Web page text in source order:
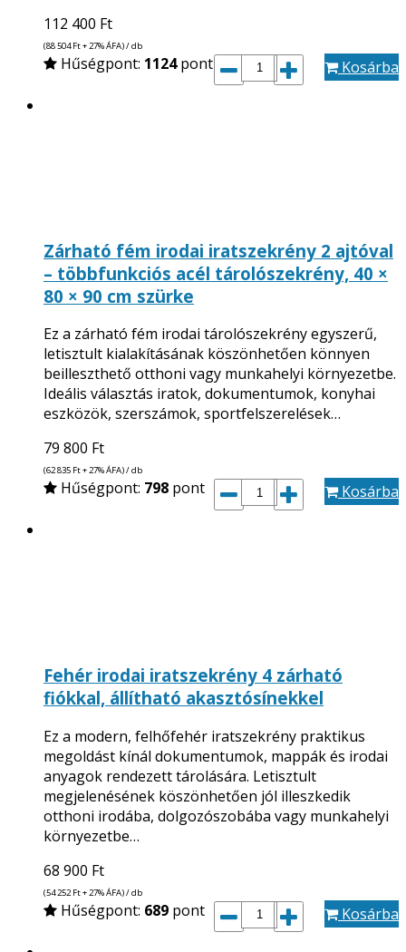
112 400 Ft
(88 504Ft+ 27% ÁFA) / db
Hűségpont: 1124pont Kosárba
Zárható fém irodai iratszekrény 2 ajtóval
– többfunkciós acél tárolószekrény, 40 ×
80 × 90 cm szürke
Ez a zárható fém irodai tárolószekrény egyszerű,
letisztult kialakításának köszönhetően könnyen
beilleszthető otthoni vagy munkahelyi környezetbe.
Ideális választás iratok, dokumentumok, konyhai
eszközök, szerszámok, sportfelszerelések…
79 800 Ft
(62 835 Ft+ 27% ÁFA) / db
Hűségpont: 798 pont Kosárba
Fehér irodai iratszekrény 4 zárható
fiókkal, állítható akasztósínekkel
Ez a modern, felhőfehér iratszekrény praktikus
megoldást kínál dokumentumok, mappák és irodai
anyagok rendezett tárolására. Letisztult
megjelenésének köszönhetően jól illeszkedik
otthoni irodába, dolgozószobába vagy munkahelyi
környezetbe…
68 900 Ft
(54 252Ft+ 27% ÁFA) / db
Hűségpont: 689 pont Kosárba